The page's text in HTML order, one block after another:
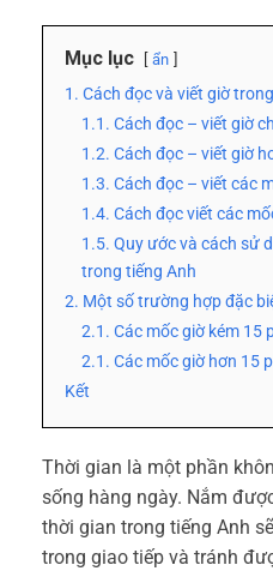
Mục lục ẩn
1. Cách đọc và viết giờ
1.1. Cách đọc – viết giờ
1.2. Cách đọc – viết giờ
1.3. Cách đọc – viết các
1.4. Cách đọc viết các
1.5. Quy ước và cách sử
trong tiếng Anh
2. Một số trường hợp đặc
2.1. Các mốc giờ kém 15
2.1. Các mốc giờ hơn 15
Kết
Thời gian là một phần
sống hàng ngày. Nắm
thời gian trong tiếng Anh
trong giao tiếp và tránh